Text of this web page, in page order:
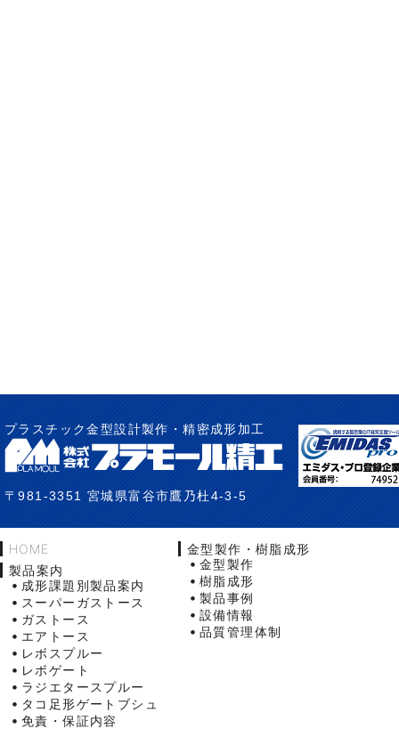
プラスチック金型設計製作・精密成形加工
〒981-3351 宮城県富谷市鷹乃杜4-3-5
HOME
製品案内
成形課題別製品案内
スーパーガストース
ガストース
エアトース
レボスプルー
レボゲート
ラジエタースプルー
タコ足形ゲートブシュ
免責・保証内容
金型製作・樹脂成形
金型製作
樹脂成形
製品事例
設備情報
品質管理体制